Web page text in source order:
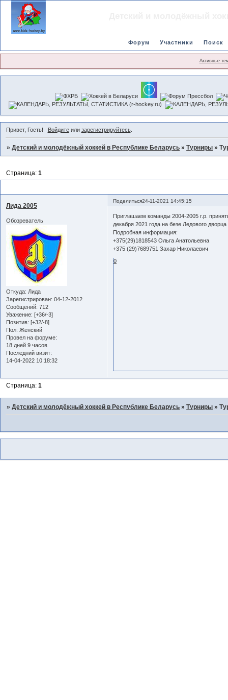
Форум Участники Поиск
Активные
Привет, Гость! Войдитеили зарегистрируйтесь.
»Детский и молодёжный хоккей в Республике Беларусь »Турниры »
Страница:1
Поделиться24-11-2021 14:45:15
Лида 2005
Обозреватель
Откуда: Лида
Зарегистрирован: 04-12-2012
Сообщений: 712
Уважение: [+36/-3]
Позитив: [+32/-8]
Пол: Женский
Провел на форуме:
18 дней 9 часов
Последний визит:
14-04-2022 10:18:32
Приглашаем команды 2004-2005 г.р.
декабря 2021 года на безе Ледового дворца
Подробная информация:
+375(29)1818543 Ольга Анатольевна
+375 (29)7689751 Захар Николаевич
0
Страница:1
»Детский и молодёжный хоккей в Республике Беларусь »Турниры »